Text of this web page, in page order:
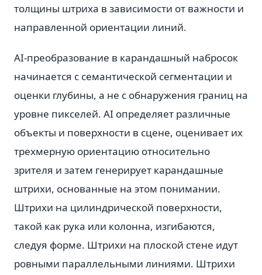
толщины штриха в зависимости от важности и
направленной ориентации линий.
AI-преобразование в карандашный набросок
начинается с семантической сегментации и
оценки глубины, а не с обнаружения границ на
уровне пикселей. AI определяет различные
объекты и поверхности в сцене, оценивает их
трехмерную ориентацию относительно
зрителя и затем генерирует карандашные
штрихи, основанные на этом понимании.
Штрихи на цилиндрической поверхности,
такой как рука или колонна, изгибаются,
следуя форме. Штрихи на плоской стене идут
ровными параллельными линиями. Штрихи